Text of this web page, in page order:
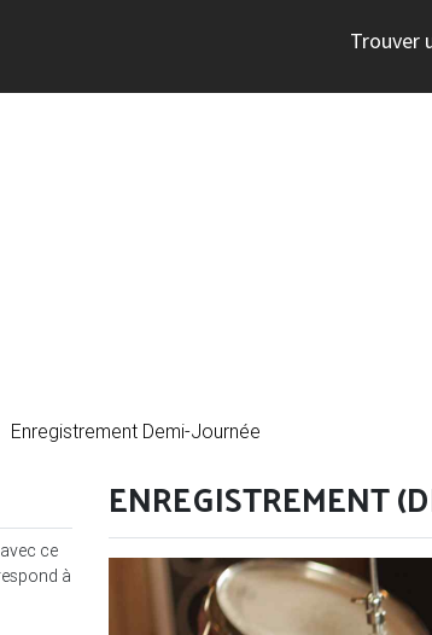
Trouver
Enregistrement Demi-Journée
ce
à
ENREGISTREMENT